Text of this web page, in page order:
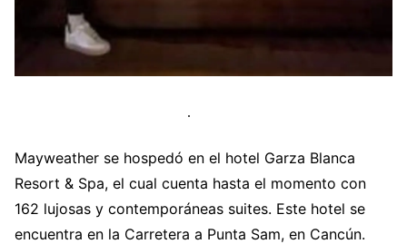
Mayweather se hospedó en el hotel Garza Blanca
Resort & Spa, el cual cuenta hasta el momento con
162 lujosas y contemporáneas suites. Este hotel se
encuentra en la Carretera a Punta Sam, en Cancún.